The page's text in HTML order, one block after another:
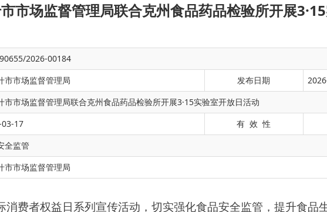
市场监督管理局联合克州食品药品检验所开展
2026-00184
市市场监督管理局 发布日期
市市场监督管理局联合克州食品药品检验所开展3·15实验室开放日活动
17
有 效 性
全监管
市市场监督管理局
益日系列宣传活动，切实强化食品安全监管，提升食品生产经营主体责任意识
市市场监督管理局联合克州食品药品检验所，精心组织开展实验室开放日主题
、食用农产品交易市场等共计30家食品生产经营单位代表受邀参与。
区、食品检验检测流程及各类检测项目的技术标准。工作人员结合日常监管与